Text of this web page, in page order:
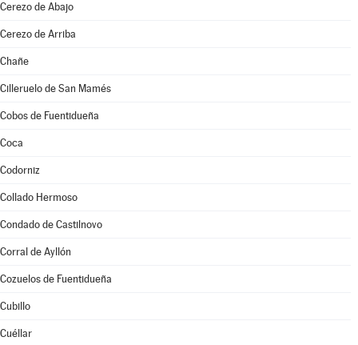
Cerezo de Abajo
Cerezo de Arriba
Chañe
Cilleruelo de San Mamés
Cobos de Fuentidueña
Coca
Codorniz
Collado Hermoso
Condado de Castilnovo
Corral de Ayllón
Cozuelos de Fuentidueña
Cubillo
Cuéllar